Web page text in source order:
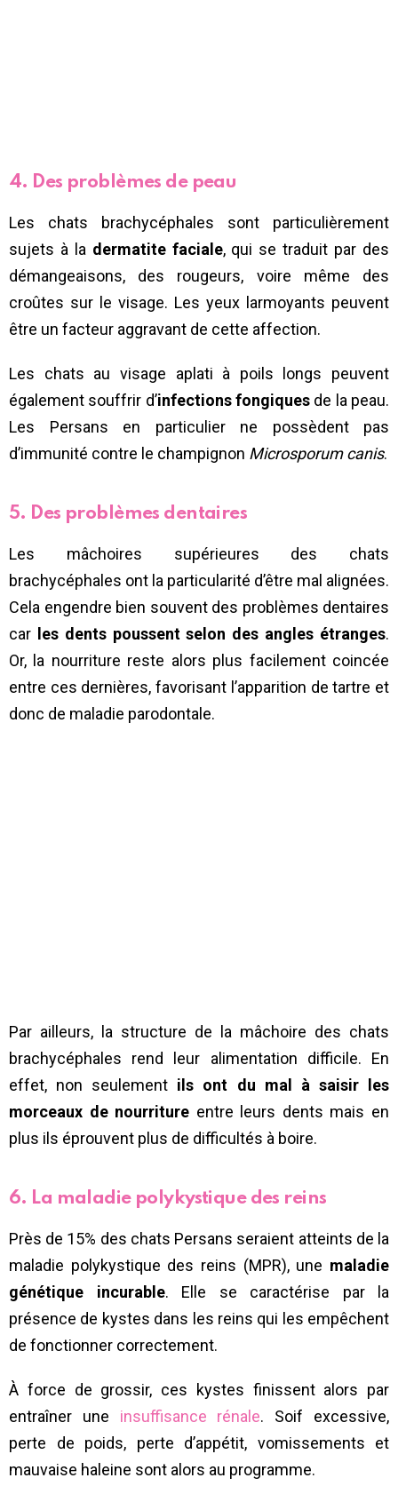
4. Des problèmes de peau
Les chats brachycéphales sont particulièrement
sujets à la dermatite faciale, qui se traduit par des
démangeaisons, des rougeurs, voire même des
croûtes sur le visage. Les yeux larmoyants peuvent
être un facteur aggravant de cette affection.
Les chats au visage aplati à poils longs peuvent
également souffrir d’infections fongiques de la peau.
Les Persans en particulier ne possèdent pas
d’immunité contre le champignon Microsporum canis.
5. Des problèmes dentaires
Les mâchoires supérieures des chats
brachycéphales ont la particularité d’être mal alignées.
Cela engendre bien souvent des problèmes dentaires
car
les dents poussent selon des angles étranges.
Or, la nourriture reste alors plus facilement coincée
entre ces dernières, favorisant l’apparition de tartre et
donc de maladie parodontale.
Par ailleurs, la structure de la mâchoire des chats
brachycéphales rend leur alimentation difficile. En
effet, non seulement ils ont du mal à saisir les
morceaux de nourriture entre leurs dents mais en
plus ils éprouvent plus de difficultés à boire.
6. La maladie polykystique des reins
Près de 15% des chats Persans seraient atteints de la
maladie polykystique des reins (MPR), une maladie
génétique incurable. Elle se caractérise par la
présence de kystes dans les reins qui les empêchent
de fonctionner correctement.
À force de grossir, ces kystes finissent alors par
entraîner une insuffisance rénale. Soif excessive,
perte de poids, perte d’appétit, vomissements et
mauvaise haleine sont alors au programme.